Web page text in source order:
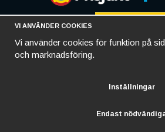
VI ANVÄNDER COOKIES
Vi använder cookies för funktion på
och marknadsföring.
Inställningar
Endast